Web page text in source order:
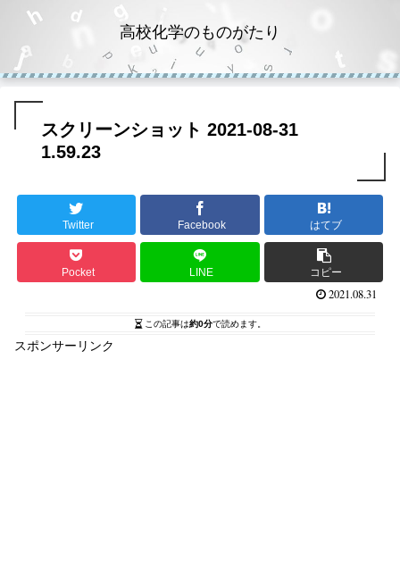
高校化学のものがたり
スクリーンショット 2021-08-31
1.59.23
Twitter Facebook はてブ
Pocket LINE コピー
2021.08.31
この記事は約0分で読めます。
スポンサーリンク